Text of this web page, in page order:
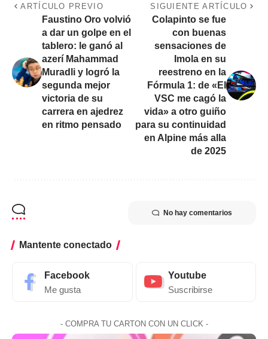
ARTÍCULO PREVIO
Faustino Oro volvió
a dar un golpe en el
tablero: le ganó al
azerí Mahammad
Muradli y logró la
segunda mejor
victoria de su
carrera en ajedrez
en ritmo pensado
SIGUIENTE ARTÍCULO
Colapinto se fue
con buenas
sensaciones de
Imola en su
reestreno en la
Fórmula 1: de «El
VSC me cagó la
vida» a otro guiño
para su continuidad
en Alpine más alla
de 2025
No hay comentarios
Mantente conectado
Facebook
Me gusta
Youtube
Suscribirse
- COMPRA TU CARTON CON UN CLICK -